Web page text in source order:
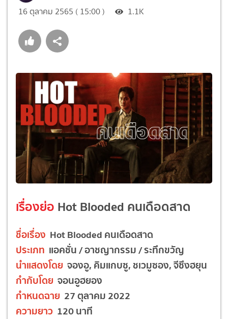
16 ตุลาคม 2565 ( 15:00 ) 1.1K
เรื่องย่อ Hot Blooded คนเดือดสาด
ชื่อเรื่อง Hot Blooded คนเดือดสาด
ประเภท แอคชั่น / อาชญากรรม / ระทึกขวัญ
นำแสดงโดย จองอู, คิมแกบซู, ชเวมูซอง, จีซึงฮยุน
กำกับโดย จอนอูฮยอง
กำหนดฉาย 27 ตุลาคม 2022
ความยาว 120 นาที